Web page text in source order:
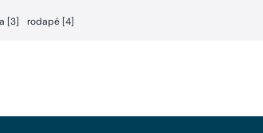
[3] rodapé [4]